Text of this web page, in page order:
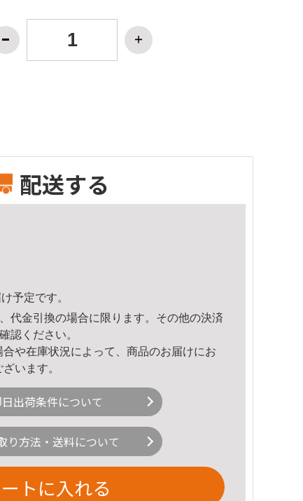
配送する
予定です。
代金引換の場合に限ります。その他の決済
認ください。
や在庫状況によって、商品のお届けにお
います。
出荷条件について
り方法・送料について
トに入れる